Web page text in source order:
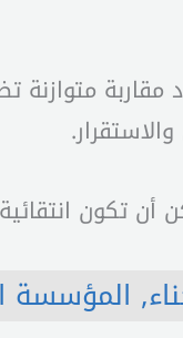
متوازنة
أن تكون
, المؤسسة